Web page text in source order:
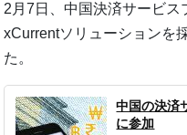
2月7日、中国決済サービス
xCurrentソリューションを
た。
中国の決済
に参加